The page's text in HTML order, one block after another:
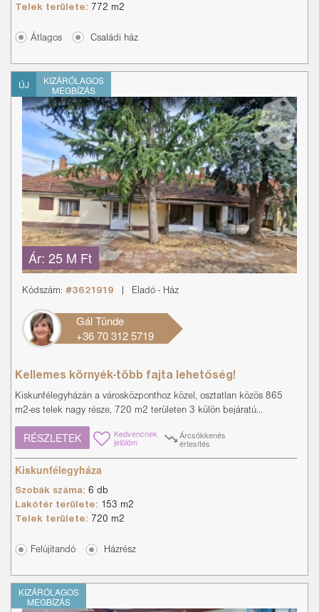
Telek területe:
772 m2
Átlagos Családi ház
ÚJ
KIZÁRÓLAGOS
MEGBÍZÁS
Ár: 25 M Ft
Kódszám: #3621919 Eladó - Ház
Gál Tünde
+36 70 312 5719
Kellemes környék-több fajta lehetőség!
Kiskunfélegyházán a városközponthoz közel, osztatlan közös 865
m2-es telek nagy része, 720 m2 területen 3 külön bejáratú...
RÉSZLETEK Kedvencnek
jelölöm
Árcsökkenés
értesítés
Kiskunfélegyháza
Szobák száma: 6 db
Lakótér területe: 153 m2
Telek területe:
720 m2
Felújítandó Házrész
KIZÁRÓLAGOS
MEGBÍZÁS